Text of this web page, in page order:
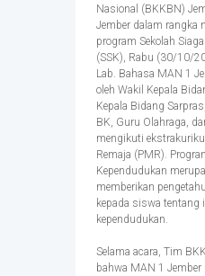
Nasional (BKKBN)
Jember dalam rangka
program Sekolah
(SSK), Rabu (30/10/
Lab. Bahasa MAN 1
oleh Wakil Kepala
Kepala Bidang
BK, Guru Olahraga,
mengikuti
Remaja (PMR).
Kependudukan
memberikan
kepada siswa tentang
kependudukan.
Selama acara, Tim
bahwa MAN 1 Jember